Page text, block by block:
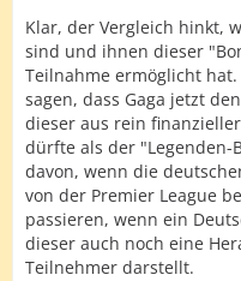
Klar, der Vergleich hinkt,
sind und ihnen dieser
Teilnahme ermöglicht
sagen, dass Gaga jetzt
dieser aus rein
dürfte als der "Legenden-
davon, wenn die
von der Premier League
passieren, wenn ein
dieser auch noch eine
Teilnehmer darstellt.